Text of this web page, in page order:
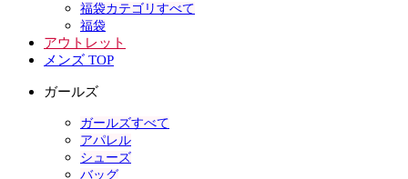
福袋カテゴリすべて
福袋
アウトレット
メンズ TOP
ガールズ
ガールズすべて
アパレル
シューズ
バッグ